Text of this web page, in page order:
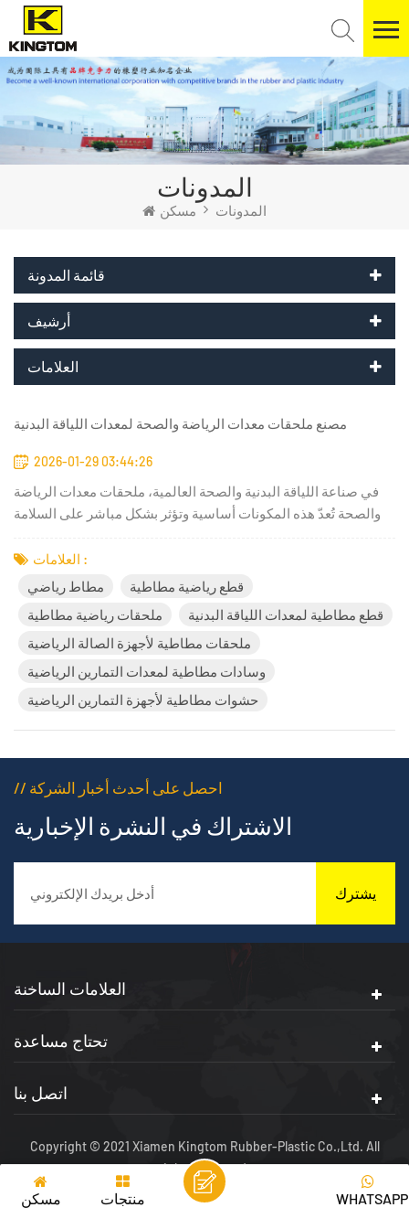
المدونات
مسكن المدونات
قائمة المدونة
أرشيف
العلامات
مصنع ملحقات معدات الرياضة والصحة لمعدات اللياقة البدنية
2026-01-29 03:44:26
في صناعة اللياقة البدنية والصحة العالمية، ملحقات معدات الرياضة
والصحة تُعدّ هذه المكونات أساسية وتؤثر بشكل مباشر على السلامة
المطاط والمعادن، كينغتوم توفر حلولاً ملحقة عالية الجودة لمعدات
العلامات :
مطاط رياضي
قطع رياضية مطاطية
ملحقات رياضية مطاطية
قطع مطاطية لمعدات اللياقة البدنية
ملحقات مطاطية لأجهزة الصالة الرياضية
وسادات مطاطية لمعدات التمارين الرياضية
حشوات مطاطية لأجهزة التمارين الرياضية
// احصل على أحدث أخبار الشركة
الاشتراك في النشرة الإخبارية
يشترك
العلامات الساخنة
تحتاج مساعدة
اتصل بنا
Copyright © 2021 Xiamen Kingtom Rubber-Plastic Co.,Ltd. All
rights reserved.
XML سياسة الخصوصية مسكن منتجات WHATSAPP